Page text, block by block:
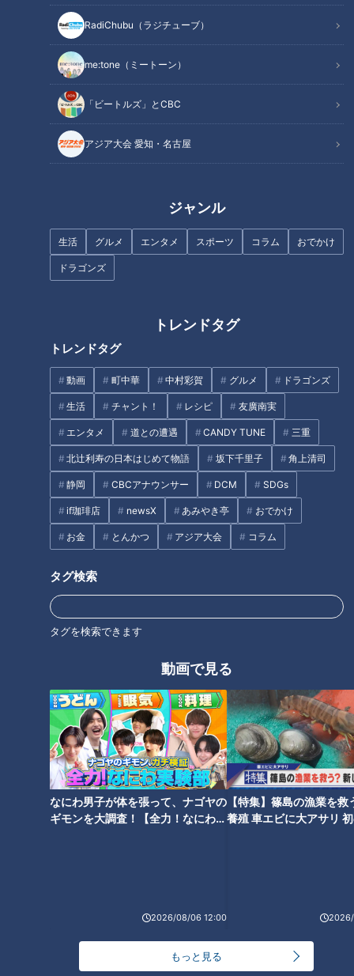
RadiChubu（ラジチューブ）
me:tone（ミートーン）
「ビートルズ」とCBC
アジア大会 愛知・名古屋
ジャンル
生活 グルメ エンタメ スポーツ コラム おでかけ
ドラゴンズ
トレンドタグ
トレンドタグ
動画 町中華 中村彩賀 グルメ ドラゴンズ
生活 チャント！ レシピ 友廣南実
エンタメ 道との遭遇 CANDY TUNE 三重
北辻利寿の日本はじめて物語 坂下千里子 角上清司
静岡 CBCアナウンサー DCM SDGs
if珈琲店 newsX あみやき亭 おでかけ
お金 とんかつ アジア大会 コラム
タグ検索
タグを検索できます
動画で見る
なにわ男子が体を張って、ナゴヤの
ギモンを大調査！【全力！なにわ実
2026/08/06 12:00
【特集】篠島の漁業を救
養殖 車エビに大アサリ
もっと見る
この記事を見たあなたへのおすすめ
｢名古屋は今後もどんどん上が
古屋の超高級物件事情
（ココイチ）トッピング！安く
美味しくカスタマイズできる
前」名古屋駅売り上げNo.1駅弁
肉肉しさ満点のステーキが超お
値打ち！？ 連日300個完売の超
人気ベーグル専門店も 「大須商
店街」の老舗＆最新グルメ6店
をご紹介！
約8分間の圧巻演出！「なばな
の里」今年のイルミネーション
テーマ「名峰富士」の美しさに
おしゃべりアナも絶句
チャント！
芸能界イチの“コストコマニ
ア”北斗晶 恐るべき情報量に元
従業員のコストコ芸人呑まれる
「コストコ界の神みたい」
イチボ・マキ・はとちまき…
『牛肉の部位、年々増えてない
か問題』飛騨牛一頭買いの店で
聞いたら33種類出てきた
ツイート閲覧数1300万回 日本
一バズる農家オススメ！超簡単
レンチンで冷たい？電子レンジ
で温めても冷え冷えの「冷やし
中華」の秘密